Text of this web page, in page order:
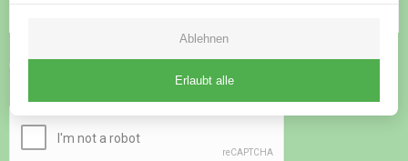
Datenschutzbestimmungenakzeptieren
Ablehnen
Erlaubt alle